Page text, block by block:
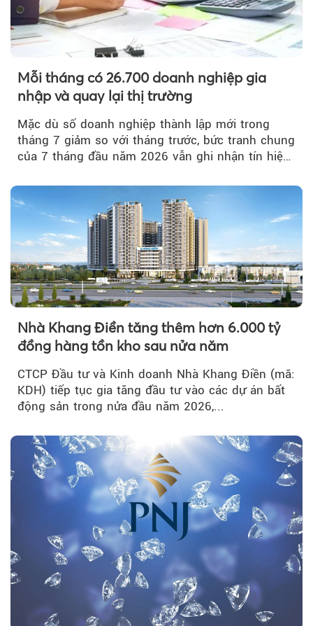
Mỗi tháng có 26.700 doanh nghiệp gia
nhập và quay lại thị trường
Mặc dù số doanh nghiệp thành lập mới trong
tháng 7 giảm so với tháng trước, bức tranh chung
của 7 tháng đầu năm 2026 vẫn ghi nhận tín hiệu
Nhà Khang Điền tăng thêm hơn 6.000 tỷ
đồng hàng tồn kho sau nửa năm
CTCP Đầu tư và Kinh doanh Nhà Khang Điền (mã:
KDH) tiếp tục gia tăng đầu tư vào các dự án bất
động sản trong nửa đầu năm 2026,...